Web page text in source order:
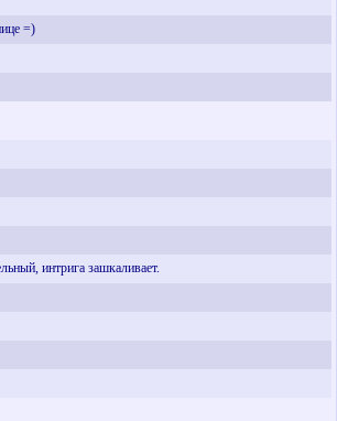
=)
интрига зашкаливает.